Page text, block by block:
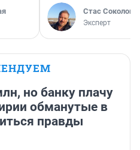
Стас Соколов
Эксперт
но банку плачу
обманутые в
правды